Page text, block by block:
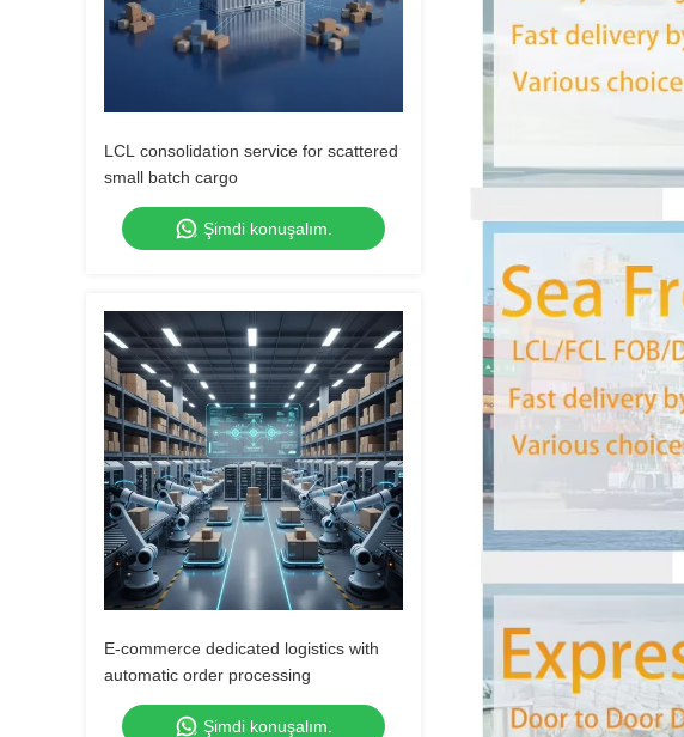
LCL consolidation service for scattered
small batch cargo
Şimdi konuşalım.
E-commerce dedicated logistics with
automatic order processing
Şimdi konuşalım.